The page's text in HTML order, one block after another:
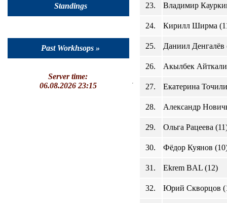
Standings
Past Workhsops »
Server time:
06.08.2026 23:15
23. Владимир
24. Кирилл Ширма
25. Даниил Денгалёв
26. Акылбек
27. Екатерина
28. Александр
29. Ольга Рацеева
30. Фёдор Куянов
31. Ekrem BAL (12)
32. Юрий Скворцов